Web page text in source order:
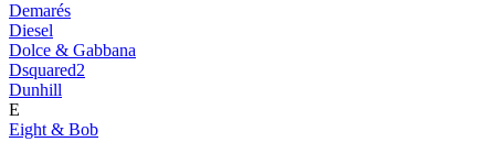
Demarés
Diesel
Dolce & Gabbana
Dsquared2
Dunhill
E
Eight & Bob